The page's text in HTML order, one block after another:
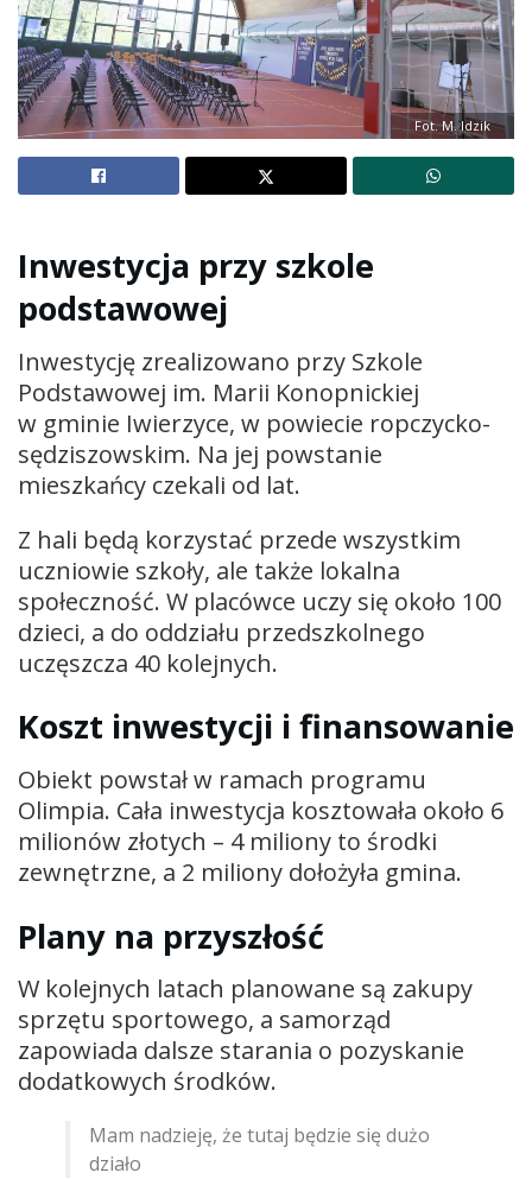
Fot. M. Idzik
Inwestycja przy szkole
podstawowej
Inwestycję zrealizowano przy Szkole
Podstawowej im. Marii Konopnickiej
w gminie Iwierzyce, w powiecie ropczycko-
sędziszowskim. Na jej powstanie
mieszkańcy czekali od lat.
Z hali będą korzystać przede wszystkim
uczniowie szkoły, ale także lokalna
społeczność. W placówce uczy się około 100
dzieci, a do oddziału przedszkolnego
uczęszcza 40 kolejnych.
Koszt inwestycji i finansowanie
Obiekt powstał w ramach programu
Olimpia. Cała inwestycja kosztowała około 6
milionów złotych – 4 miliony to środki
zewnętrzne, a 2 miliony dołożyła gmina.
Plany na przyszłość
W kolejnych latach planowane są zakupy
sprzętu sportowego, a samorząd
zapowiada dalsze starania o pozyskanie
dodatkowych środków.
Mam nadzieję, że tutaj będzie się dużo
działo